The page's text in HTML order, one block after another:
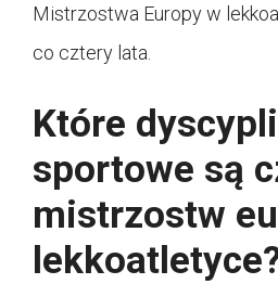
Mistrzostwa Europy w
co cztery lata.
Które
sportowe są
mistrzostw